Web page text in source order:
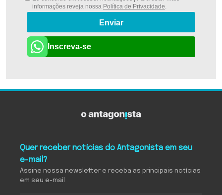
informações reveja nossa Política de Privacidade.
Enviar
Inscreva-se
Quer receber notícias do Antagonista em seu
e-mail?
Assine nossa newsletter e receba as principais notícias
em seu e-mail